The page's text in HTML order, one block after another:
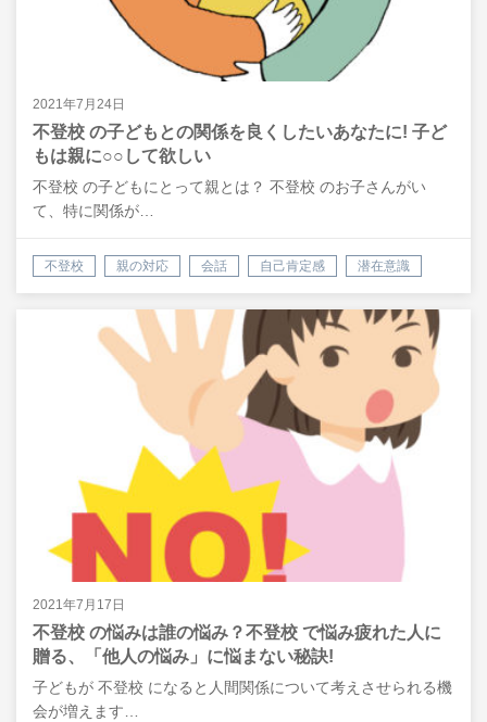
2021年7月24日
不登校 の子どもとの関係を良くしたいあなたに! 子ど
もは親に○○して欲しい
不登校 の子どもにとって親とは？ 不登校 のお子さんがい
て、特に関係が…
不登校 親の対応 会話 自己肯定感 潜在意識
2021年7月17日
不登校 の悩みは誰の悩み？不登校 で悩み疲れた人に
贈る、「他人の悩み」に悩まない秘訣!
子どもが 不登校 になると人間関係について考えさせられる機
会が増えます…